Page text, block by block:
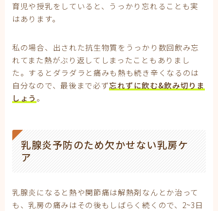
育児や授乳をしていると、うっかり忘れることも実
はあります。
私の場合、出された抗生物質をうっかり数回飲み忘
れてまた熱がぶり返してしまったこともありまし
た。するとダラダラと痛みも熱も続き辛くなるのは
自分なので、最後まで必ず忘れずに飲む&飲み切りま
しょう 。
乳腺炎予防のため欠かせない乳房ケ
ア
乳腺炎になると熱や関節痛は解熱剤なんとか治って
も、乳房の痛みはその後もしばらく続くので、2~3日